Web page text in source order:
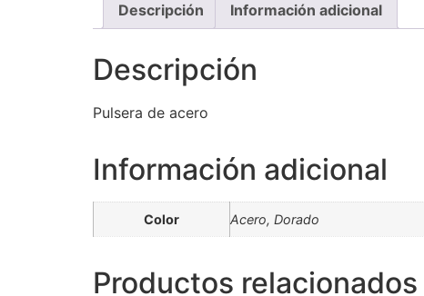
Descripción Información adicional
Descripción
Pulsera de acero
Información adicional
Color Acero, Dorado
Productos relacionados